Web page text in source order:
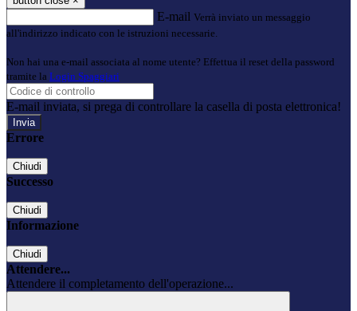
E-mail Verrà inviato un messaggio
all'indirizzo indicato con le istruzioni necessarie.
Non hai una e-mail associata al nome utente? Effettua il reset della password
tramite la Login Spaggiari
E-mail inviata, si prega di controllare la casella di posta elettronica!
Errore
Chiudi
Successo
Chiudi
Informazione
Chiudi
Attendere...
Attendere il completamento dell'operazione...